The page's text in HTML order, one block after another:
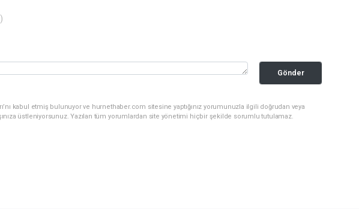
Gönder
kabul etmiş bulunuyor ve hurnethaber.com sitesine yaptığınız yorumunuzla ilgili doğrudan veya
üstleniyorsunuz. Yazılan tüm yorumlardan site yönetimi hiçbir şekilde sorumlu tutulamaz.